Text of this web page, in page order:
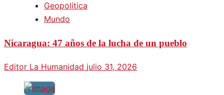
Geopolítica
Mundo
Nicaragua: 47 años de la lucha de un pueblo
Editor La Humanidad julio 31, 2026